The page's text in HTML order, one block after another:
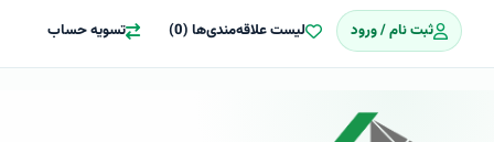
ثبت نام / ورود لیست علاقه‌مندی‌ها (0) تسویه حساب